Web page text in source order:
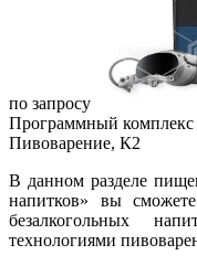
по запросу
Программный
Пивоварение, К2
В данном разделе
напитков» вы
безалкогольных
технологиями